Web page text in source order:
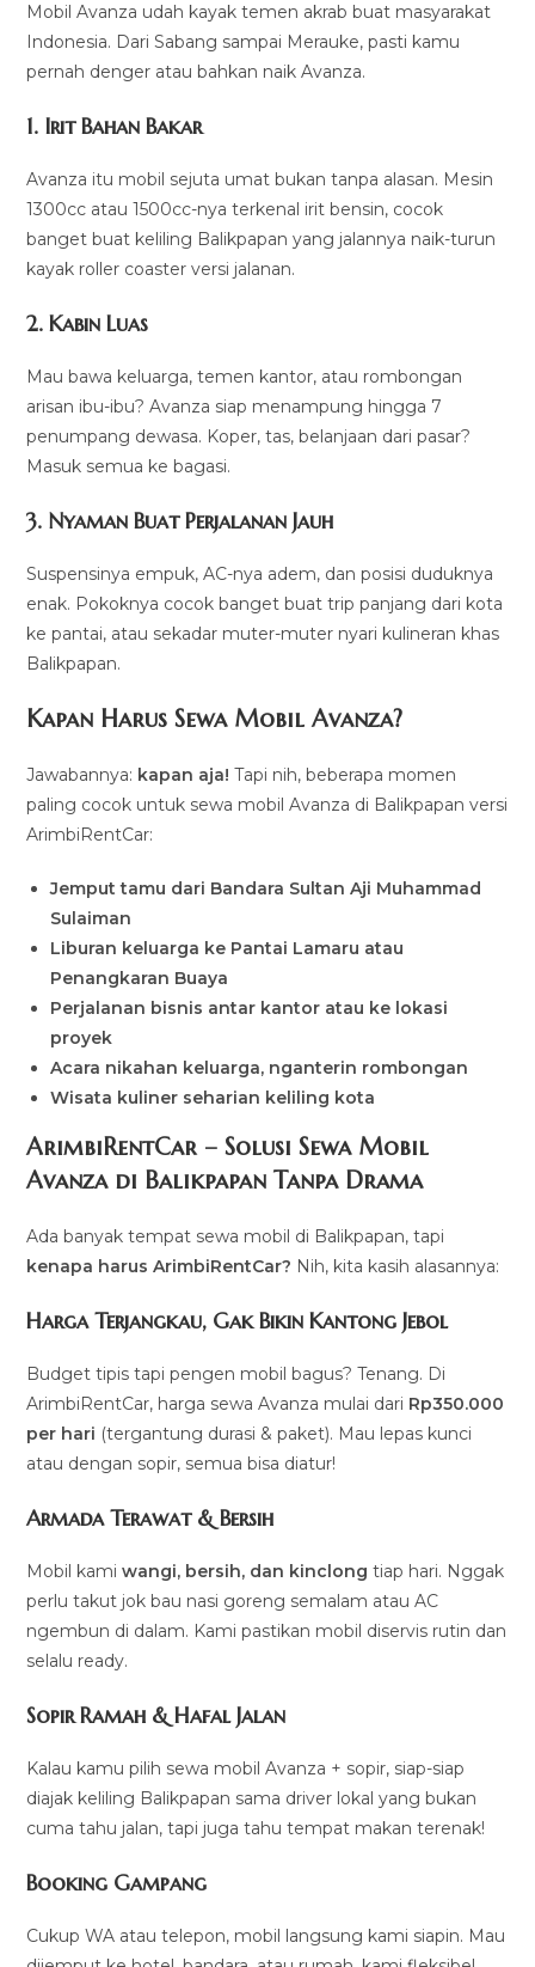
Mobil Avanza udah kayak temen akrab buat masyarakat
Indonesia. Dari Sabang sampai Merauke, pasti kamu
pernah denger atau bahkan naik Avanza.
1. Irit Bahan Bakar
Avanza itu mobil sejuta umat bukan tanpa alasan. Mesin
1300cc atau 1500cc-nya terkenal irit bensin, cocok
banget buat keliling Balikpapan yang jalannya naik-turun
kayak roller coaster versi jalanan.
2.Kabin Luas
Mau bawa keluarga, temen kantor, atau rombongan
arisan ibu-ibu? Avanza siap menampung hingga 7
penumpang dewasa. Koper, tas, belanjaan dari pasar?
Masuk semua ke bagasi.
3. Nyaman Buat Perjalanan Jauh
Suspensinya empuk, AC-nya adem, dan posisi duduknya
enak. Pokoknya cocok banget buat trip panjang dari kota
ke pantai, atau sekadar muter-muter nyari kulineran khas
Balikpapan.
Kapan Harus Sewa Mobil Avanza?
Jawabannya: kapan aja! Tapi nih, beberapa momen
paling cocok untuk sewa mobil Avanza di Balikpapan versi
ArimbiRentCar:
Jemput tamu dari Bandara Sultan Aji Muhammad
Sulaiman
Liburan keluarga ke Pantai Lamaru atau
Penangkaran Buaya
Perjalanan bisnis antar kantor atau ke lokasi
proyek
Acara nikahan keluarga, nganterin rombongan
Wisata kuliner seharian keliling kota
ArimbiRentCar – Solusi Sewa Mobil
Avanza di Balikpapan Tanpa Drama
Ada banyak tempat sewa mobil di Balikpapan, tapi
kenapa harus ArimbiRentCar? Nih, kita kasih alasannya:
Harga Terjangkau, Gak Bikin Kantong Jebol
Budget tipis tapi pengen mobil bagus? Tenang. Di
ArimbiRentCar, harga sewa Avanza mulai dari Rp350.000
per hari (tergantung durasi & paket). Mau lepas kunci
atau dengan sopir, semua bisa diatur!
Armada Terawat & Bersih
Mobil kamiwangi, bersih, dan kinclong tiap hari. Nggak
perlu takut jok bau nasi goreng semalam atau AC
ngembun di dalam. Kami pastikan mobil diservis rutin dan
selalu ready.
Sopir Ramah & Hafal Jalan
Kalau kamu pilih sewa mobil Avanza + sopir, siap-siap
diajak keliling Balikpapan sama driver lokal yang bukan
cuma tahu jalan, tapi juga tahu tempat makan terenak!
Booking Gampang
Cukup WA atau telepon, mobil langsung kami siapin. Mau